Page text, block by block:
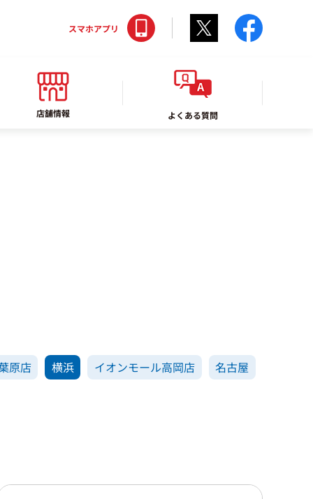
店舗情報 よくある質問
スマホアプリ Twitter
原店 横浜 イオンモール高岡店 名古屋